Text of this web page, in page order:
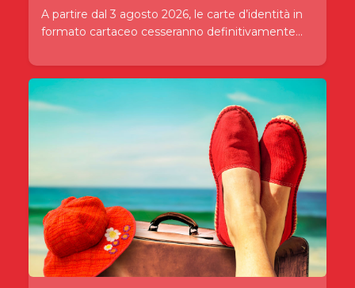
A partire dal 3 agosto 2026, le carte d’identità in
formato cartaceo cesseranno definitivamente...